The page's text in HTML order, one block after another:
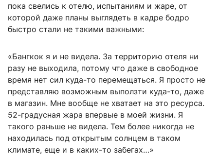
пока свелись к отелю, испытаниям и жаре, от
которой даже планы выглядеть в кадре бодро
быстро стали не такими важными:
«Бангкок я и не видела. За территорию отеля ни
разу не выходила, потому что даже в свободное
время нет сил куда-то перемещаться. Я просто не
представляю возможным выползти куда-то, даже
в магазин. Мне вообще не хватает на это ресурса.
52-градусная жара впервые в моей жизни. Я
такого раньше не видела. Тем более никогда не
находилась под открытым солнцем в таком
климате, еще и в каких-то забегах…»